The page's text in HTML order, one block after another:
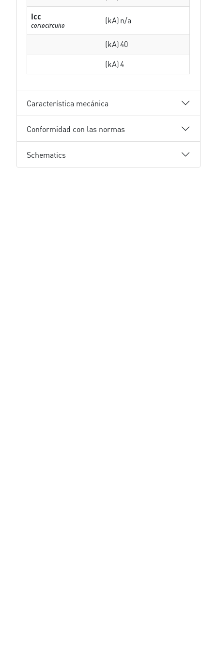
Icc
cortocircuito (kA)n/a
(kA)40
(kA)4
Característica mecánica
Conformidad con las normas
Schematics